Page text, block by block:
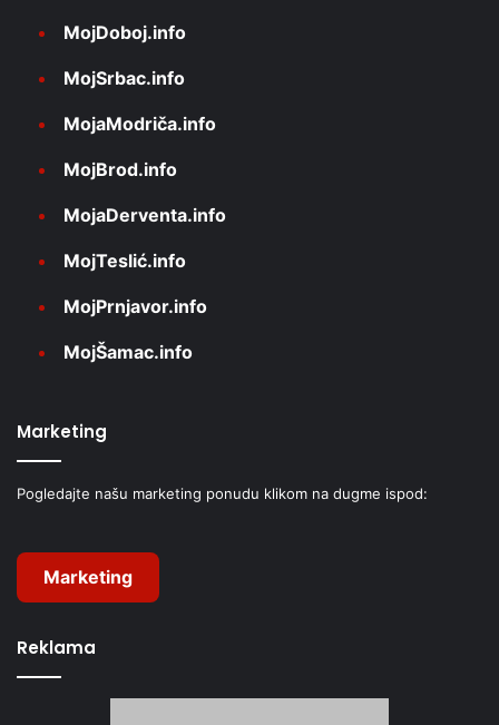
MojDoboj.info
MojSrbac.info
MojaModriča.info
MojBrod.info
MojaDerventa.info
MojTeslić.info
MojPrnjavor.info
MojŠamac.info
Marketing
Pogledajte našu marketing ponudu klikom na dugme ispod:
Marketing
Reklama